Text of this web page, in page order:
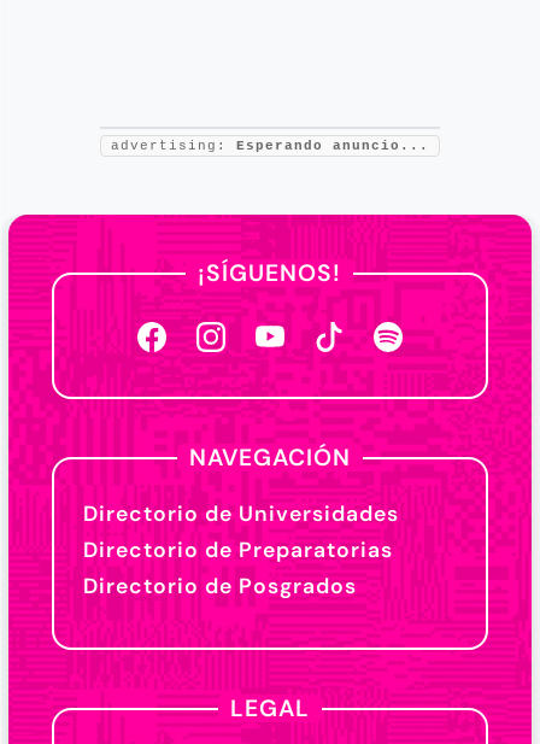
advertising: Esperando anuncio...
¡SÍGUENOS!
NAVEGACIÓN
Directorio de Universidades
Directorio de Preparatorias
Directorio de Posgrados
LEGAL